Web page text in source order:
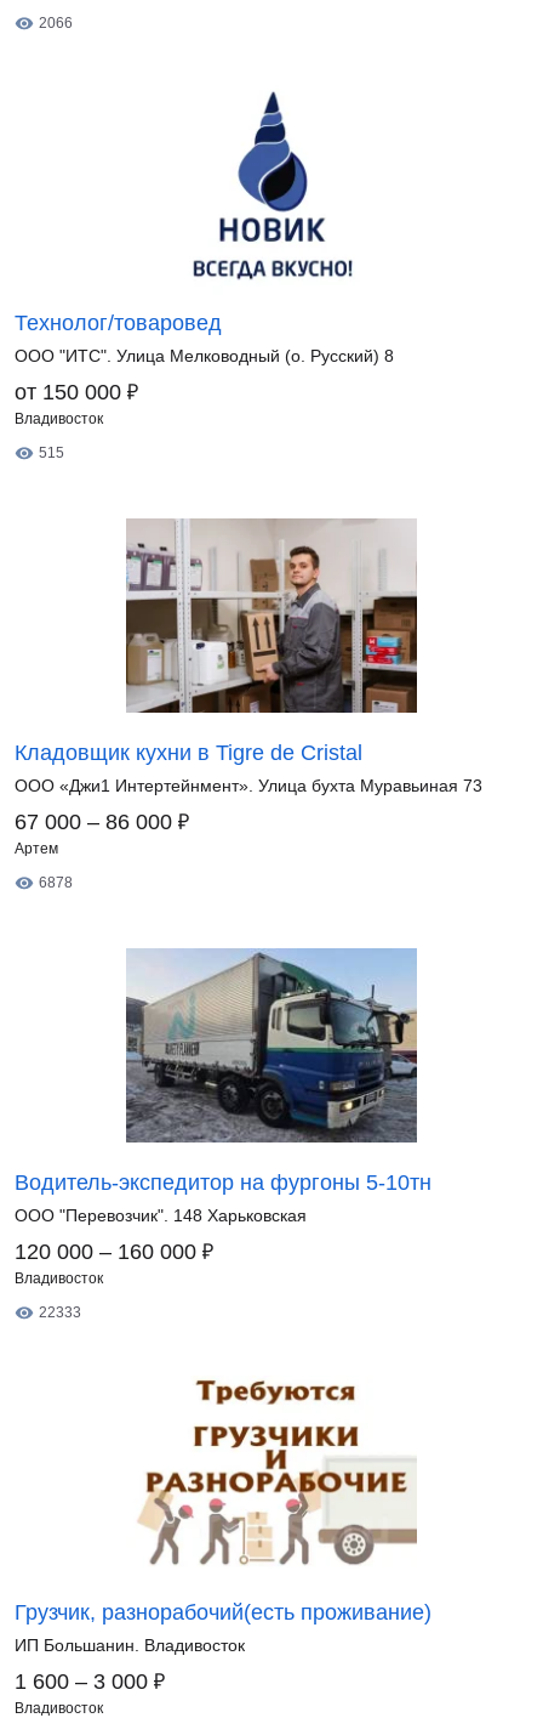
2066
Технолог/товаровед
ООО "ИТС". Улица Мелководный (о. Русский) 8
от 150 000 ₽
Владивосток
515
Кладовщик кухни в Tigre de Cristal
ООО «Джи1 Интертейнмент». Улица бухта Муравьиная 73
67 000 – 86 000 ₽
Артем
6878
Водитель-экспедитор на фургоны 5-10тн
ООО "Перевозчик". 148 Харьковская
120 000 – 160 000 ₽
Владивосток
22333
Грузчик, разнорабочий(есть проживание)
ИП Большанин. Владивосток
1 600 – 3 000 ₽
Владивосток